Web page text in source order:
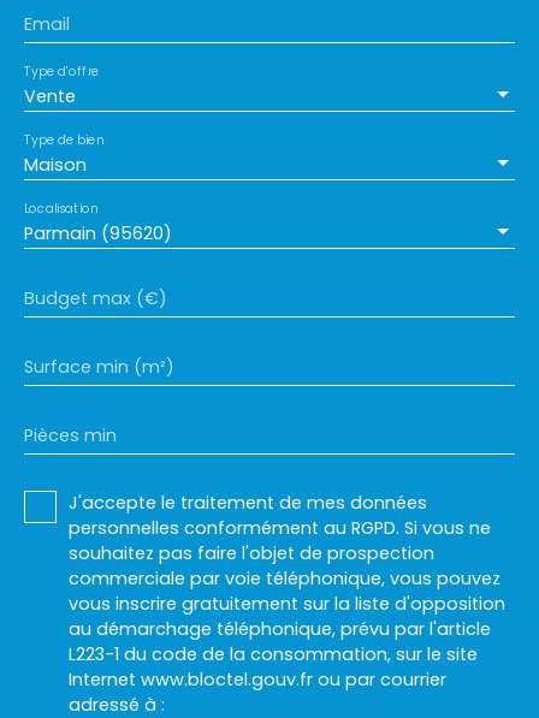
Email
Vente
Type d'offre
Maison
Type de bien
Parmain (95620)
Localisation
Budget max (€)
Surface min (m²)
Pièces min
J'accepte le traitement de mes données
personnelles conformément au RGPD. Si vous ne
souhaitez pas faire l'objet de prospection
commerciale par voie téléphonique, vous pouvez
vous inscrire gratuitement sur la liste d'opposition
au démarchage téléphonique, prévu par l'article
L223-1 du code de la consommation, sur le site
Internet www.bloctel.gouv.fr ou par courrier
adressé à :